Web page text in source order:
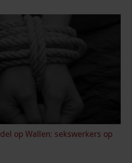
op Wallen: sekswerkers op